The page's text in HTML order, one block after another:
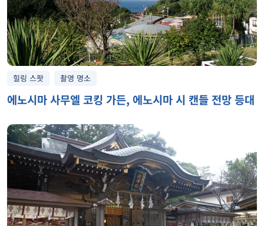
힐링 스팟 촬영 명소
에노시마 사무엘 코킹 가든, 에노시마 시 캔들 전망 등대